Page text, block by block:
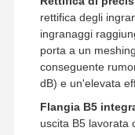
Casa
rettifica degli
ingranaggi
porta a un
conseguente
dB) e un'elevata
Flangia B5
uscita B5 lavorata